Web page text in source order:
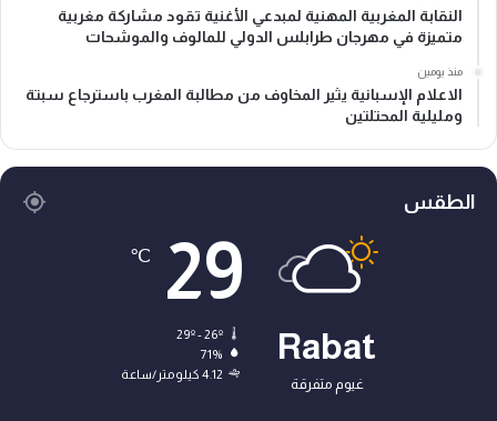
النقابة المغربية المهنية لمبدعي الأغنية تقود مشاركة مغربية
متميزة في مهرجان طرابلس الدولي للمالوف والموشحات
منذ يومين
الاعلام الإسبانية يثير المخاوف من مطالبة المغرب باسترجاع سبتة
ومليلية المحتلتين
الطقس
Rabat
غيوم متفرقة
29
℃
71%
4.12 كيلومتر/ساعة